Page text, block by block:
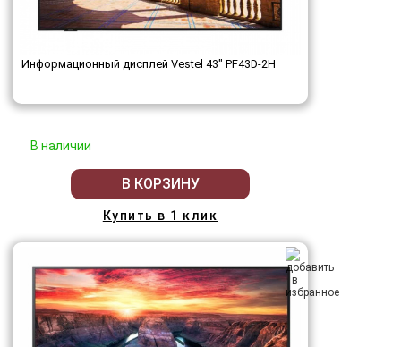
Информационный дисплей Vestel 43" PF43D-2H
В наличии
В КОРЗИНУ
Купить в 1 клик